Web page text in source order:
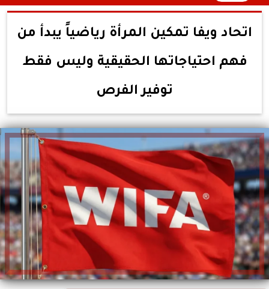
اتحاد ويفا تمكين المرأة رياضياً يبدأ من
فهم احتياجاتها الحقيقية وليس فقط
توفير الفرص